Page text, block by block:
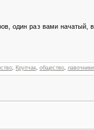
один раз вами
Крупчак общество лавочники